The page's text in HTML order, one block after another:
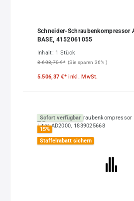
Schneider-Schraubenkompressor
BASE, 4152061055
Inhalt: 1 Stück
8.603,70 €* (Sie sparen 36% )
5.506,37 €*inkl. MwSt.
Sofort verfügbar
15%
Staffelrabatt sichern